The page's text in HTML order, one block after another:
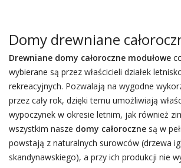
Domy drewniane
Drewniane domy całoroczne modułowe
wybierane są przez właścicieli działek
rekreacyjnych. Pozwalają na wygodne
przez cały rok, dzięki temu umożliwiają
wypoczynek w okresie letnim, jak również
wszystkim nasze domy całorocznesą w
powstają z naturalnych surowców (drzewa
skandynawskiego), a przy ich produkcji nie